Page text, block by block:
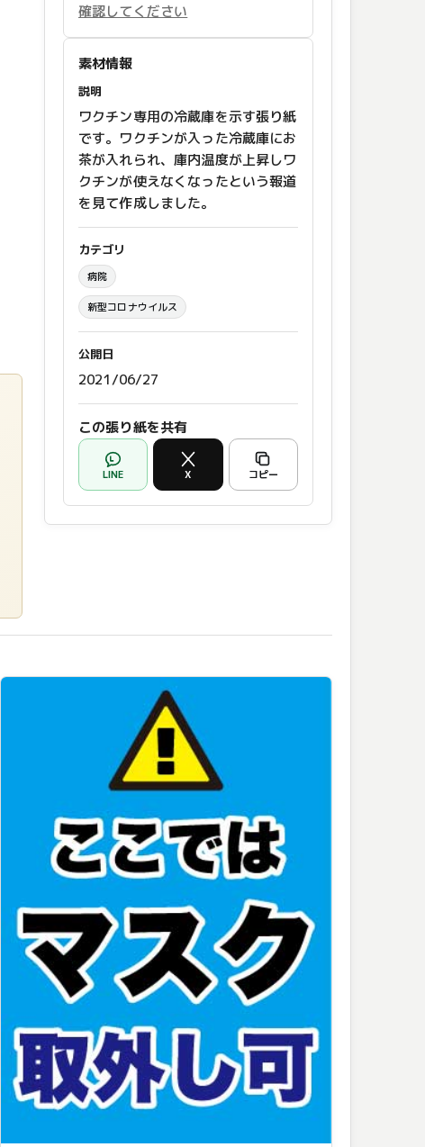
確認してください
素材情報
説明
ワクチン専用の冷蔵庫を示す張り紙
です。ワクチンが入った冷蔵庫にお
茶が入れられ、庫内温度が上昇しワ
クチンが使えなくなったという報道
を見て作成しました。
カテゴリ
病院
新型コロナウイルス
公開日
2021/06/27
この張り紙を共有
LINE X コピー